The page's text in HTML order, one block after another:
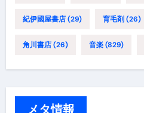
紀伊國屋書店(29) 育毛剤 (26)
角川書店(26) 音楽(829)
メタ情報